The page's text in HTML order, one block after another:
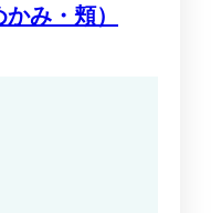
み・頬）